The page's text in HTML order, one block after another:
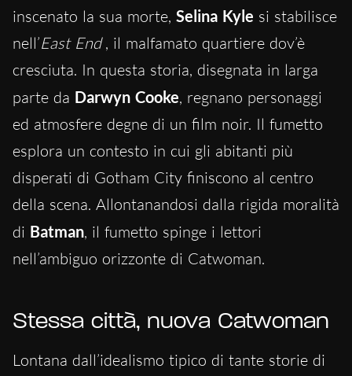
inscenato la sua morte, Selina Kyle si stabilisce
nell’East End , il malfamato quartiere dov’è
cresciuta. In questa storia, disegnata in larga
parte da Darwyn Cooke, regnano personaggi
ed atmosfere degne di un film noir. Il fumetto
esplora un contesto in cui gli abitanti più
disperati di Gotham City finiscono al centro
della scena. Allontanandosi dalla rigida moralità
di Batman, il fumetto spinge i lettori
nell’ambiguo orizzonte di Catwoman.
Stessa città, nuova Catwoman
Lontana dall’idealismo tipico di tante storie di